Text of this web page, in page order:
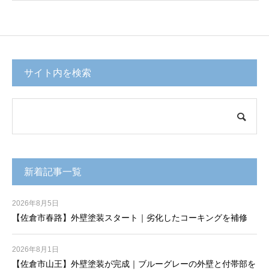
サイト内を検索
新着記事一覧
【佐倉市春路】外壁塗装スタート｜劣化したコーキングを補修
2026年8月5日
【佐倉市山王】外壁塗装が完成｜ブルーグレーの外壁と付帯部を
2026年8月1日